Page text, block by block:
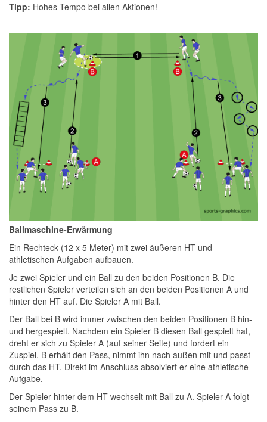
Tipp: Hohes Tempo bei allen Aktionen!
Ballmaschine-Erwärmung
Ein Rechteck (12 x 5 Meter) mit zwei äußeren HT und
athletischen Aufgaben aufbauen.
Je zwei Spieler und ein Ball zu den beiden Positionen B. Die
restlichen Spieler verteilen sich an den beiden Positionen A und
hinter den HT auf. Die Spieler A mit Ball.
Der Ball bei B wird immer zwischen den beiden Positionen B hin-
und hergespielt. Nachdem ein Spieler B diesen Ball gespielt hat,
dreht er sich zu Spieler A (auf seiner Seite) und fordert ein
Zuspiel. B erhält den Pass, nimmt ihn nach außen mit und passt
durch das HT. Direkt im Anschluss absolviert er eine athletische
Aufgabe.
Der Spieler hinter dem HT wechselt mit Ball zu A. Spieler A folgt
seinem Pass zu B.